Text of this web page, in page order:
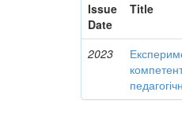
Issue
Date
Title
2023